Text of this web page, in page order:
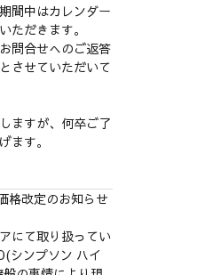
間中はカレンダー
ただきます。
問合せへのご返答
させていただいて
ますが、何卒ご了
ます。
格改定のお知らせ
にて取り扱ってい
シンプソン ハイ